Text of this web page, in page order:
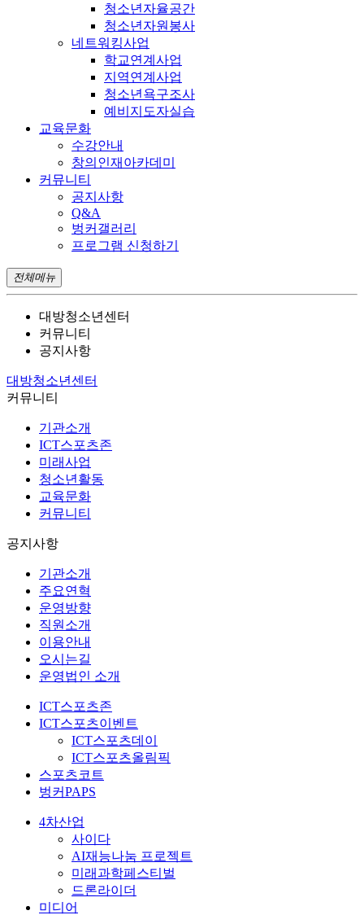
청소년자율공간
청소년자원봉사
네트워킹사업
학교연계사업
지역연계사업
청소년욕구조사
예비지도자실습
교육문화
수강안내
창의인재아카데미
커뮤니티
공지사항
Q&A
벙커갤러리
프로그램 신청하기
전체메뉴
대방청소년센터
커뮤니티
공지사항
대방청소년센터
커뮤니티
기관소개
ICT스포츠존
미래사업
청소년활동
교육문화
커뮤니티
공지사항
기관소개
주요연혁
운영방향
직원소개
이용안내
오시는길
운영법인 소개
ICT스포츠존
ICT스포츠이벤트
ICT스포츠데이
ICT스포츠올림픽
스포츠코트
벙커PAPS
4차산업
사이다
AI재능나눔 프로젝트
미래과학페스티벌
드론라이더
미디어